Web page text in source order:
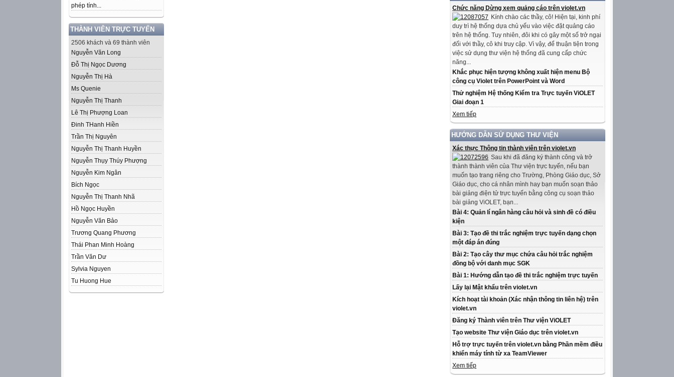
phép tính...
THÀNH VIÊN TRỰC TUYẾN
2506 khách và 69 thành viên
Nguyễn Văn Long
Đỗ Thị Ngọc Dương
Nguyễn Thị Hà
Ms Quenie
Nguyễn Thị Thanh
Lê Thị Phượng Loan
Đinh THanh Hiền
Trần Thị Nguyên
Nguyễn Thị Thanh Huyền
Nguyễn Thụy Thúy Phượng
Nguyễn Kim Ngân
Bích Ngọc
Nguyễn Thị Thanh Nhã
Hồ Ngọc Huyền
Nguyễn Văn Bảo
Trương Quang Phương
Thái Phan Minh Hoàng
Trần Văn Dư
Sylvia Nguyen
Tu Huong Hue
Chức năng Dừng xem quảng cáo trên violet.vn
Kính chào các thầy, cô! Hiện tại, kinh phí
duy trì hệ thống dựa chủ yếu vào việc đặt quảng cáo
trên hệ thống. Tuy nhiên, đôi khi có gây một số trở ngại
đối với thầy, cô khi truy cập. Vì vậy, để thuận tiện trong
việc sử dụng thư viện hệ thống đã cung cấp chức
năng...
Khắc phục hiện tượng không xuất hiện menu Bộ
công cụ Violet trên PowerPoint và Word
Thử nghiệm Hệ thống Kiểm tra Trực tuyến ViOLET
Giai đoạn 1
Xem tiếp
HƯỚNG DẪN SỬ DỤNG THƯ VIỆN
Xác thực Thông tin thành viên trên violet.vn
Sau khi đã đăng ký thành công và trở
thành thành viên của Thư viện trực tuyến, nếu bạn
muốn tạo trang riêng cho Trường, Phòng Giáo dục, Sở
Giáo dục, cho cá nhân mình hay bạn muốn soạn thảo
bài giảng điện tử trực tuyến bằng công cụ soạn thảo
bài giảng ViOLET, bạn...
Bài 4: Quản lí ngân hàng câu hỏi và sinh đề có điều
kiện
Bài 3: Tạo đề thi trắc nghiệm trực tuyến dạng chọn
một đáp án đúng
Bài 2: Tạo cây thư mục chứa câu hỏi trắc nghiệm
đồng bộ với danh mục SGK
Bài 1: Hướng dẫn tạo đề thi trắc nghiệm trực tuyến
Lấy lại Mật khẩu trên violet.vn
Kích hoạt tài khoản (Xác nhận thông tin liên hệ) trên
violet.vn
Đăng ký Thành viên trên Thư viện ViOLET
Tạo website Thư viện Giáo dục trên violet.vn
Hỗ trợ trực tuyến trên violet.vn bằng Phần mềm điều
khiển máy tính từ xa TeamViewer
Xem tiếp